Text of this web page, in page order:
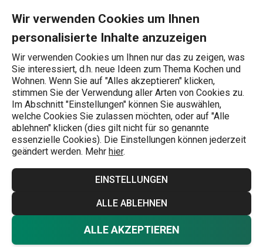
Wir verwenden Cookies um Ihnen
personalisierte Inhalte anzuzeigen
Wir verwenden Cookies um Ihnen nur das zu zeigen, was
Sie interessiert, d.h. neue Ideen zum Thema Kochen und
Wohnen. Wenn Sie auf "Alles akzeptieren" klicken,
stimmen Sie der Verwendung aller Arten von Cookies zu.
Im Abschnitt "Einstellungen" können Sie auswählen,
welche Cookies Sie zulassen möchten, oder auf "Alle
ablehnen" klicken (dies gilt nicht für so genannte
essenzielle Cookies). Die Einstellungen können jederzeit
geändert werden. Mehr hier.
EINSTELLUNGEN
ALLE ABLEHNEN
ALLE AKZEPTIEREN
Wonach suchen Sie?
Startseite
Speiseteller LIVING ø 26 cm, rot